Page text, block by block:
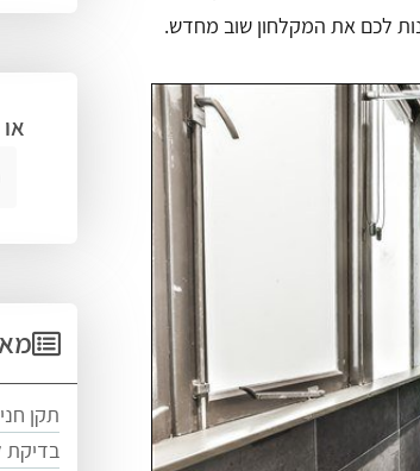
לכם את המקלחון שוב מחדש.
תקן
בדיקת